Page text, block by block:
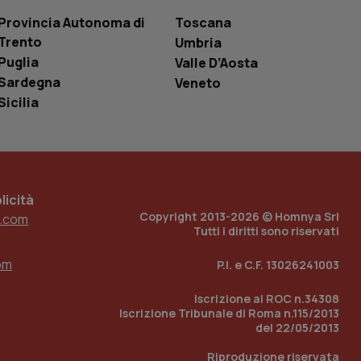
Autonoma di
Toscana
Umbria
Valle D’Aosta
Veneto
Copyright 2013-2026 © Homnya Srl
Tutti i diritti sono riservati
P.I. e C.F. 13026241003
Iscrizione al ROC n.34308
Iscrizione Tribunale di Roma n.115/2013
del 22/05/2013
Riproduzione riservata
un numero
in cui viene
sito, ma un
Analytics
per mantenere
incorporati
del sito web sta
di
traccia
incorporati
del sito web sta